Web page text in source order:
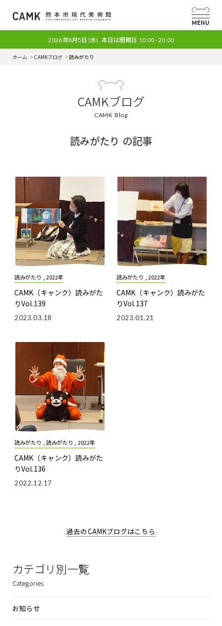
MENU
2026年8月5日 (水) 本日は開館日 10:00 - 20:00
ホーム CAMKブログ 読みがたり
CAMKブログ
CAMK Blog
読みがたり の記事
読みがたり , 2022年
CAMK（キャンク）読みがた
りVol.139
2023.03.18
読みがたり , 2022年
CAMK（キャンク）読みがた
りVol.137
2023.01.21
読みがたり , 読みがたり , 2022年
CAMK（キャンク）読みがた
りVol.136
2022.12.17
過去のCAMKブログはこちら
カテゴリ別一覧
Categories
お知らせ